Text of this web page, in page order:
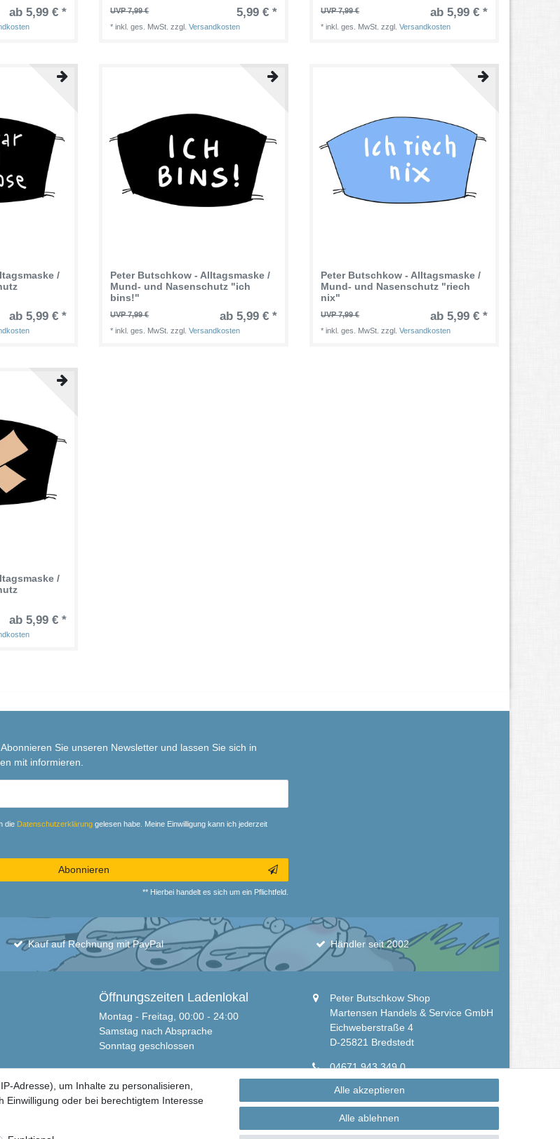
ab 5,99 € * UVP 7,99 € 5,99 € *
*inkl. ges. MwSt. zzgl.Versandkosten
UVP 7,99 € ab 5,99 € *
*inkl. ges. MwSt. zzgl.Versandkosten
/
ab 5,99 € *
Peter Butschkow - Alltagsmaske /
Mund- und Nasenschutz "ich
bins!"
UVP 7,99 € ab 5,99 € *
*inkl. ges. MwSt. zzgl.Versandkosten
Peter Butschkow - Alltagsmaske /
Mund- und Nasenschutz "riech
nix"
UVP 7,99 € ab 5,99 € *
*inkl. ges. MwSt. zzgl.Versandkosten
/
ab 5,99 € *
Sie unseren Newsletter und lassen Sie sich in
mit informieren.
die Daten­schutz­erklärunggelesen habe. Meine Einwilligung kann ich jederzeit
Abonnieren
** Hierbei handelt es sich um ein Pflichtfeld.
Kauf auf Rechnung mit PayPal Händler seit 2002
Öffnungszeiten Ladenlokal
Montag - Freitag, 00:00 - 24:00
Samstag nach Absprache
Sonntag geschlossen
Peter Butschkow Shop
Martensen Handels & Service GmbH
Eichweberstraße 4
D-25821 Bredstedt
04671 943 349 0
04671 943 349 150
info@peter-butschkow.de
Adresse), um Inhalte zu personalisieren,
Einwilligung oder bei berechtigtem Interesse
Alle akzeptieren
Alle ablehnen